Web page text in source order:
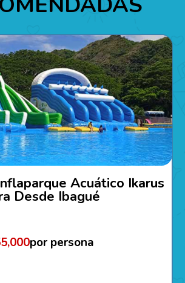
Acuático Ikarus
Desde Ibagué
por persona